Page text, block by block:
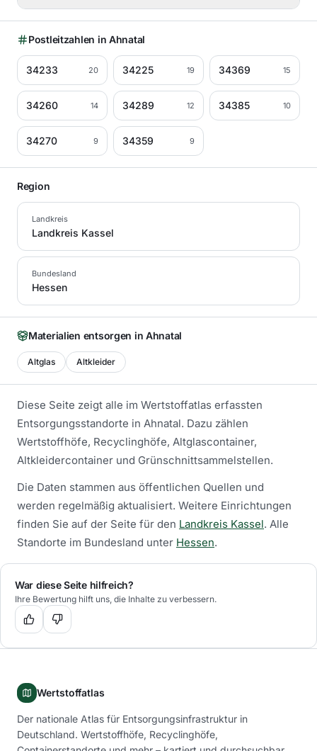
Postleitzahlen in Ahnatal
34233 20 34225 19 34369 15
34260 14 34289 12 34385 10
34270 9 34359 9
Region
Landkreis
Landkreis Kassel
Bundesland
Hessen
Materialien entsorgen inAhnatal
Altglas Altkleider
Diese Seite zeigt alle im Wertstoffatlas erfassten
Entsorgungsstandorte in Ahnatal. Dazu zählen
Wertstoffhöfe, Recyclinghöfe, Altglascontainer,
Altkleidercontainer und Grünschnittsammelstellen.
Die Daten stammen aus öffentlichen Quellen und
werden regelmäßig aktualisiert. Weitere Einrichtungen
finden Sie auf der Seite für den Landkreis Kassel. Alle
Standorte im Bundesland unter Hessen.
War diese Seite hilfreich?
Ihre Bewertung hilft uns, die Inhalte zu verbessern.
Wertstoffatlas
Der nationale Atlas für Entsorgungsinfrastruktur in
Deutschland. Wertstoffhöfe, Recyclinghöfe,